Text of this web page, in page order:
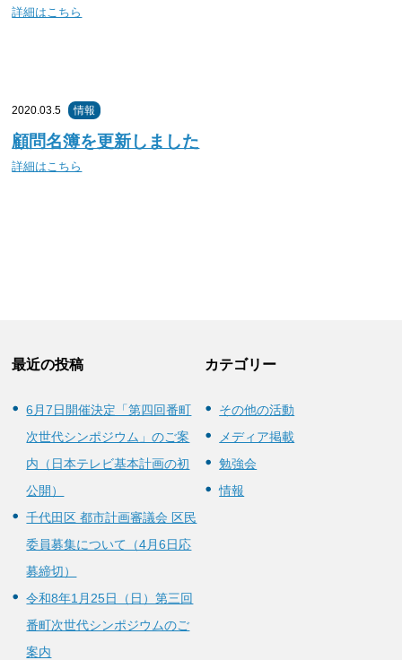
詳細はこちら
2020.03.5 情報
顧問名簿を更新しました
詳細はこちら
最近の投稿
6月7日開催決定「第四回番町
次世代シンポジウム」のご案
内（日本テレビ基本計画の初
公開）
千代田区 都市計画審議会 区民
委員募集について（4月6日応
募締切）
令和8年1月25日（日）第三回
番町次世代シンポジウムのご
案内
カテゴリー
その他の活動
メディア掲載
勉強会
情報